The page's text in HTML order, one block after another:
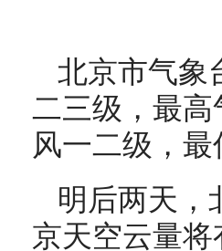
北京市气象
二三级，最
风一二级，最
明后两天，
京天空云量